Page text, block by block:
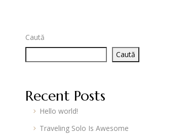
Caută
Caută
Recent Posts
Hello world!
Traveling Solo Is Awesome